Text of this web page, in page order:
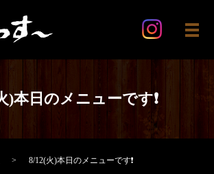
メ
)本日のメニューです❗️
8/12(火)本日のメニューです❗️